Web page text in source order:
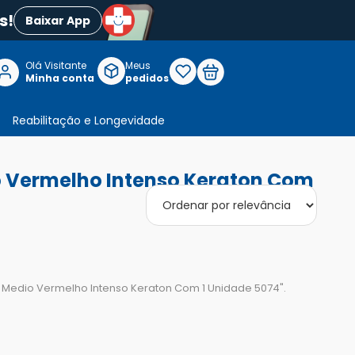
Baixar App
Olá Visitante
Minha conta
Meus
pedidos
Reabilitação e Longevidade
Intenso Keraton Com
Vermelho Intenso Keraton Com 1 Unidade 5074".